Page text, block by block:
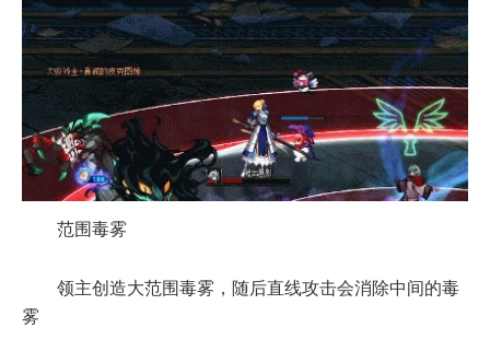
范围毒雾
领主创造大范围毒雾，随后直线攻击会消除中间的毒
雾